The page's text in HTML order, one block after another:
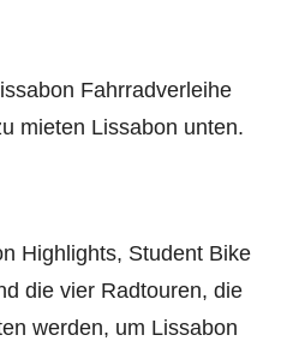
Fahrradverleihe
mieten Lissabon unten.
Highlights, Student Bike
die vier Radtouren, die
werden, um Lissabon